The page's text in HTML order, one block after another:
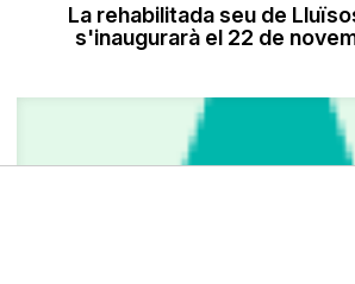
La rehabilitada seu de
s'inaugurarà el 22 de